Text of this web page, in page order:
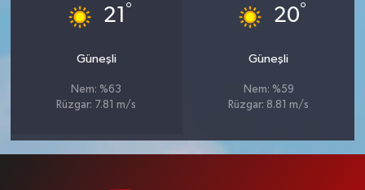
21 °
Güneşli
Nem: %63
Rüzgar: 7.81 m/s
20°
Güneşli
Nem: %59
Rüzgar: 8.81 m/s